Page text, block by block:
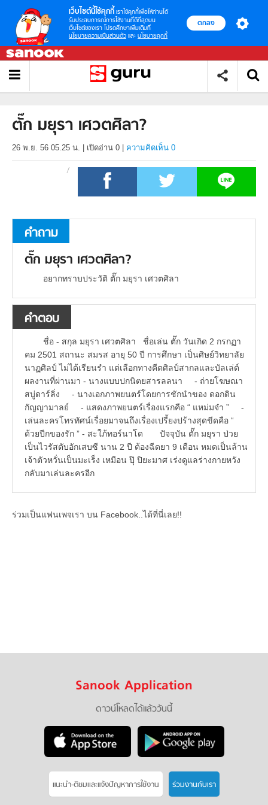
เว็บไซต์นี้ใช้คุกกี้ เราใช้คุกกี้เพื่อให้ท่านได้
รับประสบการณ์การใช้งานที่ดีที่สุดบน
เว็บไซต์ของเรา โปรดศึกษาเพิ่มเติมที่
นโยบายความเป็นส่วนตัว และ นโยบายคุกกี้
ตกลง
ตั๊ก มยุรา เศวตศิลา?
26 พ.ย. 56 05.25 น. เปิดอ่าน 0 ความคิดเห็น 0
คำถาม
ตั๊ก มยุรา เศวตศิลา?
อยากทราบประวัติ ตั๊ก มยุรา เศวตศิลา
คำตอบ
ชื่อ - สกุล มยุรา เศวตศิลา ชื่อเล่น ตั๊ก วันเกิด 2 กรกฏา
คม 2501 สถานะ สมรส อายุ 50 ปี การศึกษา เป็นศิษย์วิทยาลัย
นาฏศิลป์ ไม่ได้เรียนรำ แต่เลือกทางคีตศิลป์สากลและบัลเล่ต์
ผลงานที่ผ่านมา - นางแบบปกนิตยสารลลนา - ถ่ายโฆษณา
สบู่ดาร์ลิ่ง - นางเอกภาพยนตร์โดยการชักนำของ ดอกดิน
กัญญามาลย์ - แสดงภาพยนตร์เรื่องแรกคือ “ แหม่มจ๋า ” -
เล่นละครโทรทัศน์เรื่อยมาจนถึงเรื่องเปรี้ยงปร้างสุดขีดคือ “
ด้วยปีกของรัก ” - สะใภ้ทอร์นาโด ปัจจุบัน ตั๊ก มยุรา ป่วย
เป็นไวรัสตับอักเสบซี นาน 2 ปี ต้องฉีดยา 9 เดือน หมดเป็นล้าน
เจ้าตัวหวั่นเป็นมะเร็ง เหมือน ปุ๊ ปิยะมาศ เร่งดูแลร่างกายหวัง
กลับมาเล่นละครอีก
ร่วมเป็นแฟนเพจเรา บน Facebook..ได้ที่นี่เลย!!
Sanook Application
ดาวน์โหลดได้แล้ววันนี้
แนะนำ-ติชมเเละแจ้งปัญหาการใช้งาน ร่วมงานกับเรา